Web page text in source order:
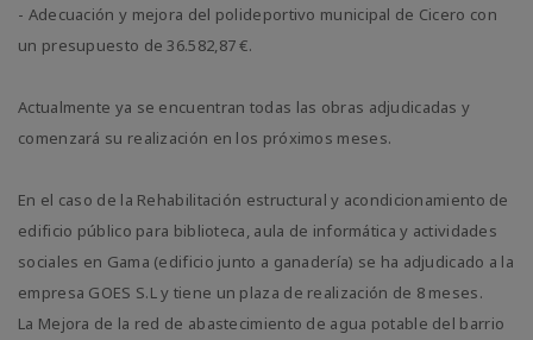
- Adecuación y mejora del polideportivo municipal de Cicero con
un presupuesto de 36.582,87 €.
Actualmente ya se encuentran todas las obras adjudicadas y
comenzará su realización en los próximos meses.
En el caso de la Rehabilitación estructural y acondicionamiento de
edificio público para biblioteca, aula de informática y actividades
sociales en Gama (edificio junto a ganadería) se ha adjudicado a la
empresa GOES S.L y tiene un plaza de realización de 8 meses.
La Mejora de la red de abastecimiento de agua potable del barrio